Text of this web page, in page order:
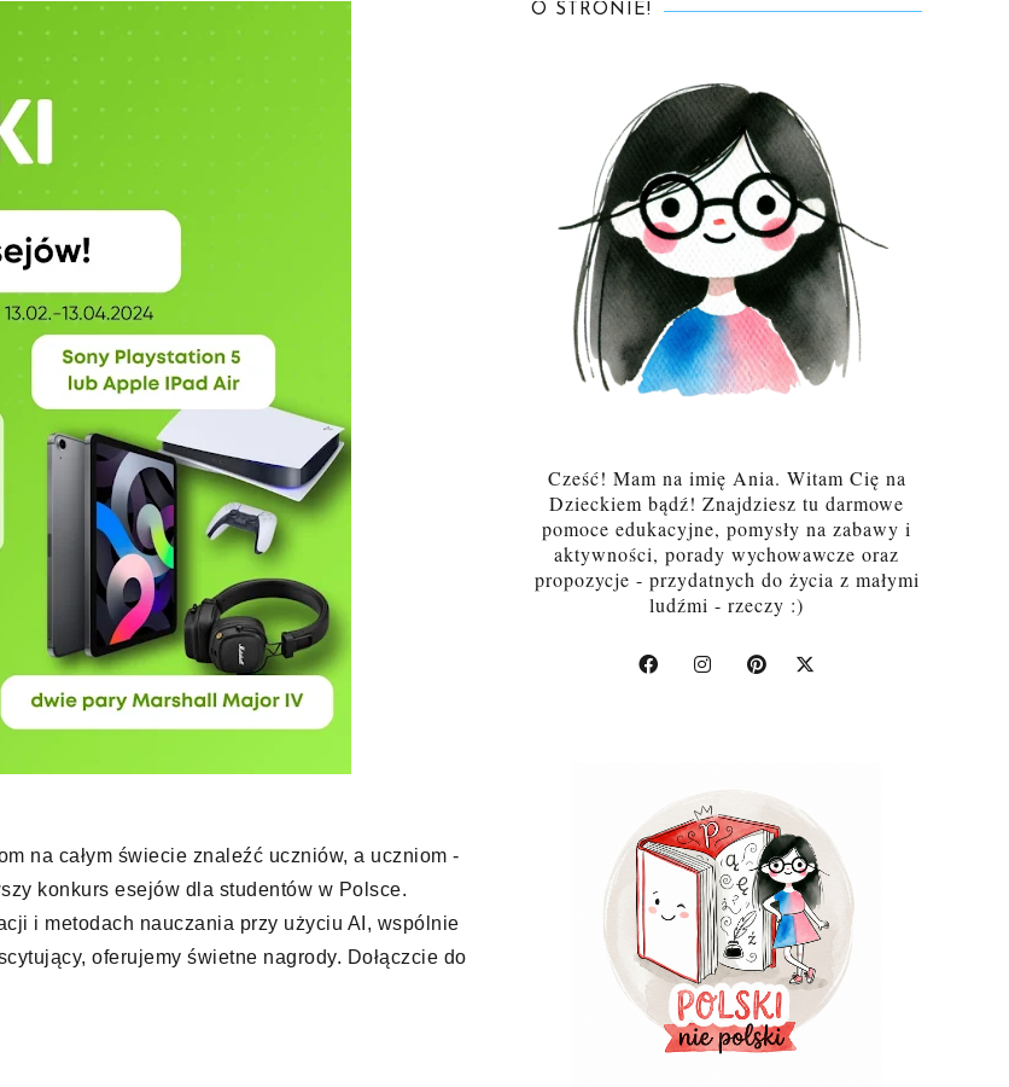
na całym świecie znaleźć uczniów, a uczniom -
konkurs esejów dla studentów w Polsce.
i metodach nauczania przy użyciu AI, wspólnie
oferujemy świetne nagrody. Dołączcie do
O STRONIE!
Cześć! Mam na imię Ania. Witam Cię na
Dzieckiem bądź! Znajdziesz tu darmowe
pomoce edukacyjne, pomysły na zabawy i
aktywności, porady wychowawcze oraz
propozycje - przydatnych do życia z małymi
ludźmi - rzeczy :)